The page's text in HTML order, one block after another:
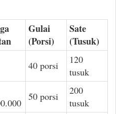
Gulai
(Porsi)
Sate
(Tusuk)
40 porsi
120
tusuk
50 porsi
200
tusuk